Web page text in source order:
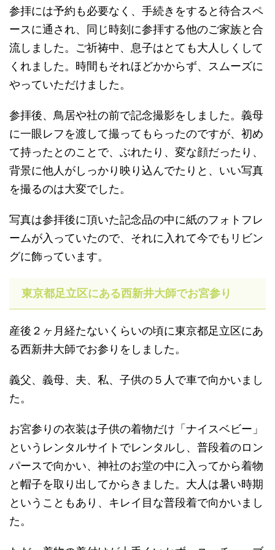
参拝には予約も必要なく、手続きをすると待合スペ
ースに通され、同じ時刻に参拝する他のご家族と合
流しました。ご祈祷中、息子はとても大人しくして
くれました。時間もそれほどかからず、スムーズに
やっていただけました。
参拝後、鳥居や社の前で記念撮影をしました。義母
に一眼レフを渡して撮ってもらったのですが、初め
て持ったとのことで、ぶれたり、変な顔だったり、
背景に他人がしっかり映り込んでたりと、いい写真
を撮るのは大変でした。
写真は参拝後に頂いた記念品の中に紙のフォトフレ
ームが入っていたので、それに入れて今でもリビン
グに飾っています。
東京都足立区にある西新井大師でお宮参り
産後２ヶ月経たないくらいの頃に東京都足立区にあ
る西新井大師でお参りをしました。
義父、義母、夫、私、子供の５人で車で向かいまし
た。
お宮参りの衣装は子供の着物だけ「ナイスベビー」
というレンタルサイトでレンタルし、普段着のロン
パースで向かい、神社のお堂の中に入ってから着物
と帽子を取り出してからきました。大人は暑い時期
ということもあり、キレイ目な普段着で向かいまし
た。